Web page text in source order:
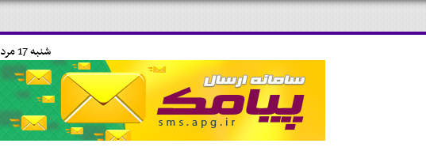
شنبه 17 مرداد 1405-10:44-